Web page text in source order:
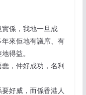
係，我地一旦成
來佢地有議席、有
得益。
，仲好成功，名利
好威，而係香港人